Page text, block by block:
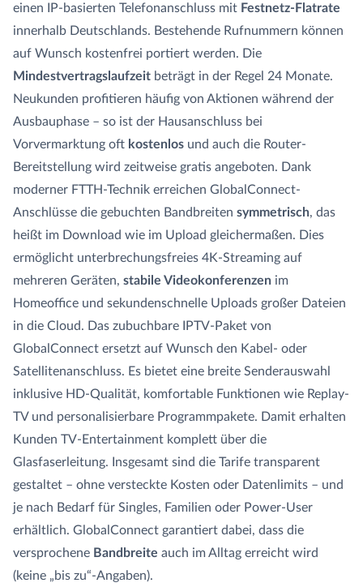
einen IP-basierten Telefonanschluss mit Festnetz-Flatrate
innerhalb Deutschlands. Bestehende Rufnummern können
auf Wunsch kostenfrei portiert werden. Die
Mindestvertragslaufzeit beträgt in der Regel 24 Monate.
Neukunden profitieren häufig von Aktionen während der
Ausbauphase – so ist der Hausanschluss bei
Vorvermarktung oft kostenlos und auch die Router-
Bereitstellung wird zeitweise gratis angeboten. Dank
moderner FTTH-Technik erreichen GlobalConnect-
Anschlüsse die gebuchten Bandbreiten symmetrisch, das
heißt im Download wie im Upload gleichermaßen. Dies
ermöglicht unterbrechungsfreies 4K-Streaming auf
mehreren Geräten, stabile Videokonferenzen im
Homeoffice und sekundenschnelle Uploads großer Dateien
in die Cloud. Das zubuchbare IPTV-Paket von
GlobalConnect ersetzt auf Wunsch den Kabel- oder
Satellitenanschluss. Es bietet eine breite Senderauswahl
inklusive HD-Qualität, komfortable Funktionen wie Replay-
TV und personalisierbare Programmpakete. Damit erhalten
Kunden TV-Entertainment komplett über die
Glasfaserleitung. Insgesamt sind die Tarife transparent
gestaltet – ohne versteckte Kosten oder Datenlimits – und
je nach Bedarf für Singles, Familien oder Power-User
erhältlich. GlobalConnect garantiert dabei, dass die
versprochene Bandbreite auch im Alltag erreicht wird
(keine „bis zu“-Angaben).